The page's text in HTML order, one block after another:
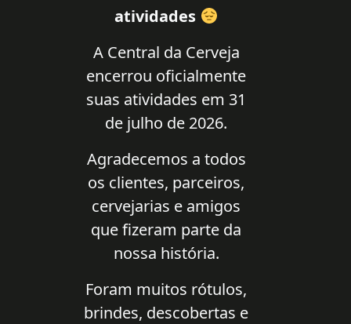
atividades
A Central da Cerveja
encerrou oficialmente
suas atividades em 31
de julho de 2026.
Agradecemos a todos
os clientes, parceiros,
cervejarias e amigos
que fizeram parte da
nossa história.
Foram muitos rótulos,
brindes, descobertas e